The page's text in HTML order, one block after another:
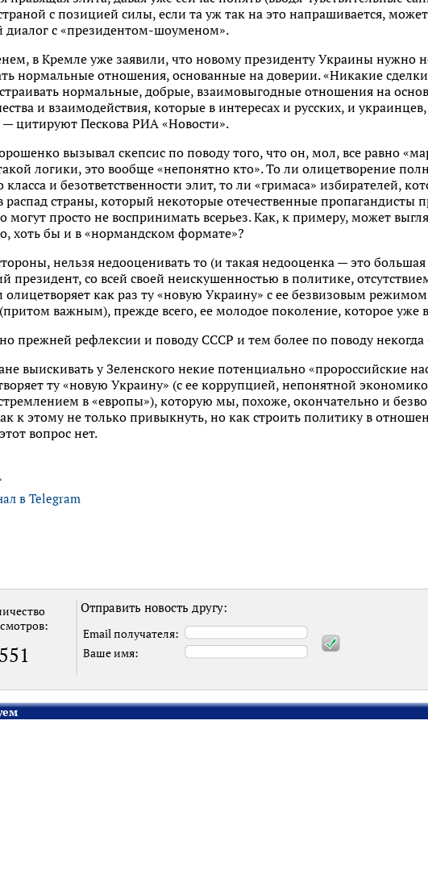
с позицией силы, если та уж так на это напрашивается,
диалог с «президентом-шоуменом».
в Кремле уже заявили, что новому президенту Украины нужно
нормальные отношения, основанные на доверии. «Никакие
нормальные, добрые, взаимовыгодные отношения на
и взаимодействия, которые в интересах и русских, и
— цитируют Пескова РИА «Новости».
вызывал скепсис по поводу того, что он, мол, все равно
логики, это вообще «непонятно кто». То ли олицетворение
класса и безответственности элит, то ли «гримаса» избирателей,
распад страны, который некоторые отечественные пропагандисты
могут просто не воспринимать всерьез. Как, к примеру, может
хоть бы и в «нормандском формате»?
нельзя недооценивать то (и такая недооценка — это
президент, со всей своей неискушенностью в политике,
олицетворяет как раз ту «новую Украину» с ее безвизовым
важным), прежде всего, ее молодое поколение, которое уже
прежней рефлексии и поводу СССР и тем более по поводу некогда
выискивать у Зеленского некие потенциально «пророссийские
ту «новую Украину» (с ее коррупцией, непонятной
в «европы»), которую мы, похоже, окончательно и
к этому не только привыкнуть, но как строить политику в
вопрос нет.
в Telegram
551
Отправить новость другу:
Email получателя:
Ваше имя: